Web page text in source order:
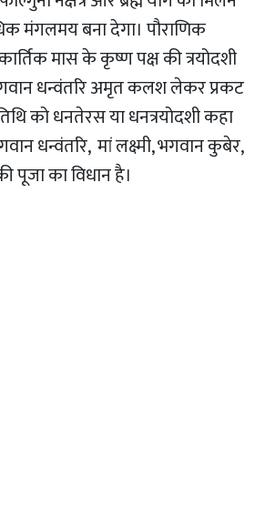
मंगलमय बना देगा। पौराणिक
मास के कृष्ण पक्ष की त्रयोदशी
धन्वंतरि अमृत कलश लेकर प्रकट
को धनतेरस या धनत्रयोदशी कहा
धन्वंतरि, मां लक्ष्मी, भगवान कुबेर,
का विधान है।